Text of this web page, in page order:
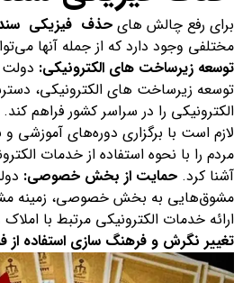
برای رفع چالش های حذف فیزیکی
مختلفی وجود دارد که از جمله آنها
توسعه زیرساخت های الکترونیکی: دولت
توسعه زیرساخت های الکترونیکی،
الکترونیکی را در سراسر کشور فراهم کند.
لازم است با برگزاری دوره‌های آموزشی و
مردم را با نحوه استفاده از خدمات
آشنا کرد. حمایت از بخش خصوصی:
مشوق‌هایی به بخش خصوصی، زمینه
ارائه خدمات الکترونیکی مرتبط با
تغییر نگرش و فرهنگ سازی استفاده